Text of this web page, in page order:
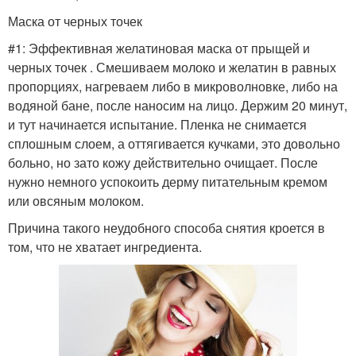
Маска от черных точек
#1: Эффективная желатиновая маска от прыщей и
черных точек . Смешиваем молоко и желатин в равных
пропорциях, нагреваем либо в микроволновке, либо на
водяной бане, после наносим на лицо. Держим 20 минут,
и тут начинается испытание. Пленка не снимается
сплошным слоем, а оттягивается кучками, это довольно
больно, но зато кожу действительно очищает. После
нужно немного успокоить дерму питательным кремом
или овсяным молоком.
Причина такого неудобного способа снятия кроется в
том, что не хватает ингредиента.